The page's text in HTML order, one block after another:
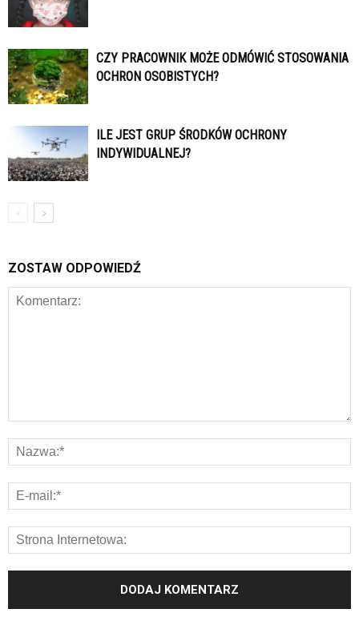
CZY PRACOWNIK MOŻE ODMÓWIĆ STOSOWANIA
OCHRON OSOBISTYCH?
ILE JEST GRUP ŚRODKÓW OCHRONY
INDYWIDUALNEJ?
ZOSTAW ODPOWIEDŹ